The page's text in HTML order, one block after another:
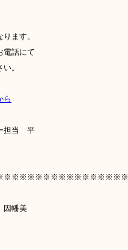
ます。
電話にて
。
ら
担当 平
因幡美